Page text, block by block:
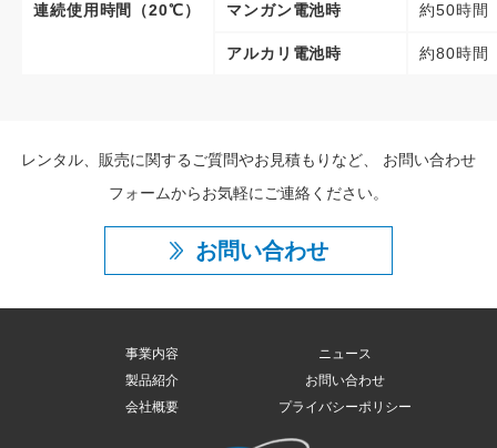
連続使用時間（20℃） マンガン電池時 約50時間
アルカリ電池時 約80時間
レンタル、販売に関するご質問やお見積もりなど、
お問い合わせ
フォームからお気軽にご連絡ください。
お問い合わせ
事業内容
ニュース
製品紹介
お問い合わせ
会社概要
プライバシーポリシー